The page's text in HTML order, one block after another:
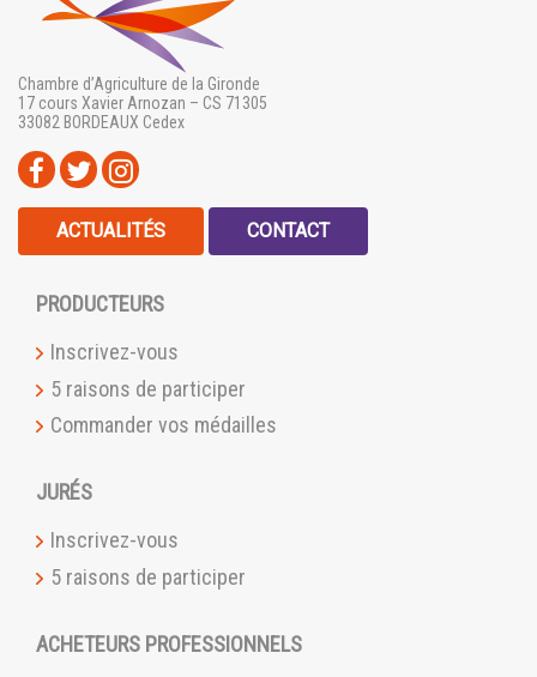
Chambre d’Agriculture de la Gironde
17 cours Xavier Arnozan – CS 71305
33082 BORDEAUX Cedex
ACTUALITÉS CONTACT
PRODUCTEURS
Inscrivez-vous
5 raisons de participer
Commander vos médailles
JURÉS
Inscrivez-vous
5 raisons de participer
ACHETEURS PROFESSIONNELS